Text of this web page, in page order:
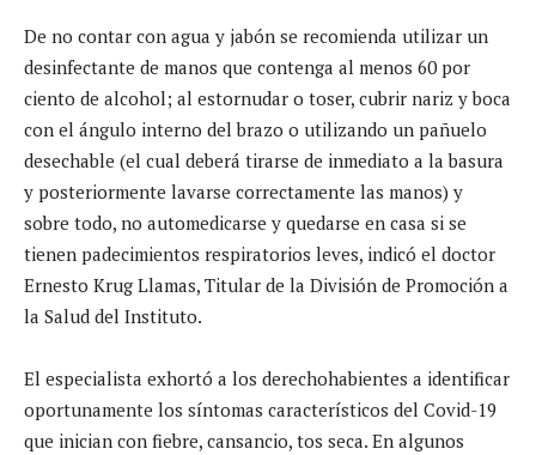
De no contar con agua y jabón se recomienda utilizar un
desinfectante de manos que contenga al menos 60 por
ciento de alcohol; al estornudar o toser, cubrir nariz y boca
con el ángulo interno del brazo o utilizando un pañuelo
desechable (el cual deberá tirarse de inmediato a la basura
y posteriormente lavarse correctamente las manos) y
sobre todo, no automedicarse y quedarse en casa si se
tienen padecimientos respiratorios leves, indicó el doctor
Ernesto Krug Llamas, Titular de la División de Promoción a
la Salud del Instituto.
El especialista exhortó a los derechohabientes a identificar
oportunamente los síntomas característicos del Covid-19
que inician con fiebre, cansancio, tos seca. En algunos